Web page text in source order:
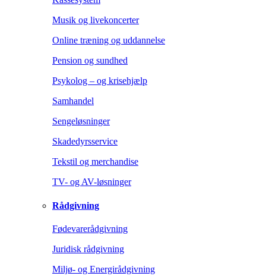
Musik og livekoncerter
Online træning og uddannelse
Pension og sundhed
Psykolog – og krisehjælp
Samhandel
Sengeløsninger
Skadedyrsservice
Tekstil og merchandise
TV- og AV-løsninger
Rådgivning
Fødevarerådgivning
Juridisk rådgivning
Miljø- og Energirådgivning